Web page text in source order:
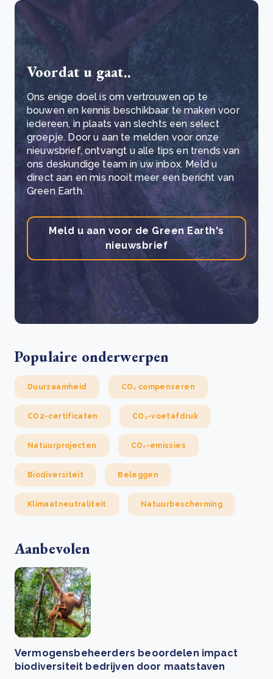
Voordat u gaat..
Ons enige doel is om vertrouwen op te
bouwen en kennis beschikbaar te maken voor
iedereen, in plaats van slechts een select
groepje. Door u aan te melden voor onze
nieuwsbrief, ontvangt u alle tips en trends van
ons deskundige team in uw inbox. Meld u
direct aan en mis nooit meer een bericht van
Green Earth.
Meld u aan voor de Green Earth's
nieuwsbrief
Populaire onderwerpen
Duurzaamheid CO₂ compenseren
CO2-certificaten CO₂-voetafdruk
Natuurprojecten CO₂-emissies
Biodiversiteit Beleggen
Klimaatneutraliteit Natuurbescherming
Aanbevolen
Vermogensbeheerders beoordelen impact
biodiversiteit bedrijven door maatstaven